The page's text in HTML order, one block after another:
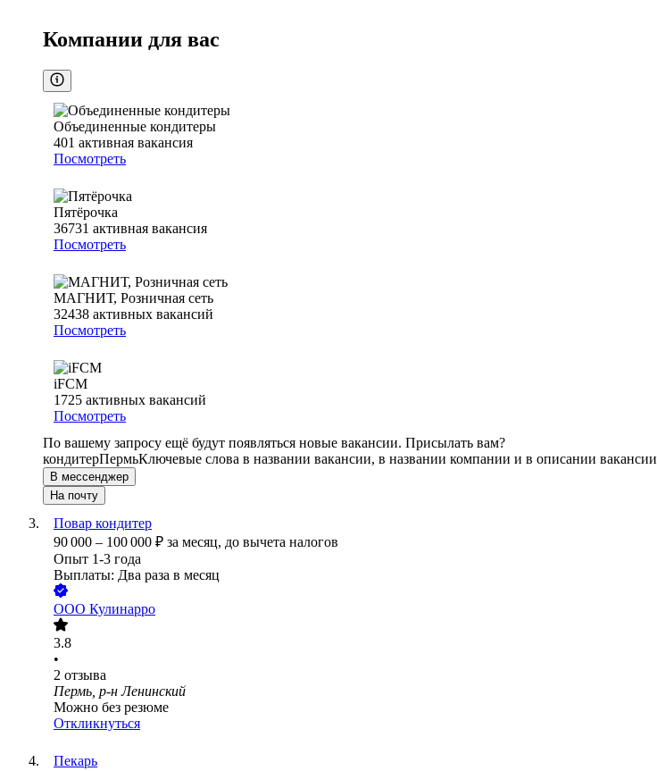
Компании для вас
Объединенные кондитеры
401 активная вакансия
Посмотреть
Пятёрочка
36731 активная вакансия
Посмотреть
МАГНИТ, Розничная сеть
32438 активных вакансий
Посмотреть
iFCM
1725 активных вакансий
Посмотреть
По вашему запросу ещё будут появляться новые вакансии. Присылать вам?
кондитерПермьКлючевые слова в названии вакансии, в названии компании и в описании вакансии
В мессенджер
На почту
Повар кондитер
90 000 – 100 000 ₽ за месяц, до вычета налогов
Опыт 1-3 года
Выплаты: Два раза в месяц
ООО Кулинарро
3.8
•
2 отзыва
Пермь, р-н Ленинский
Можно без резюме
Откликнуться
Пекарь